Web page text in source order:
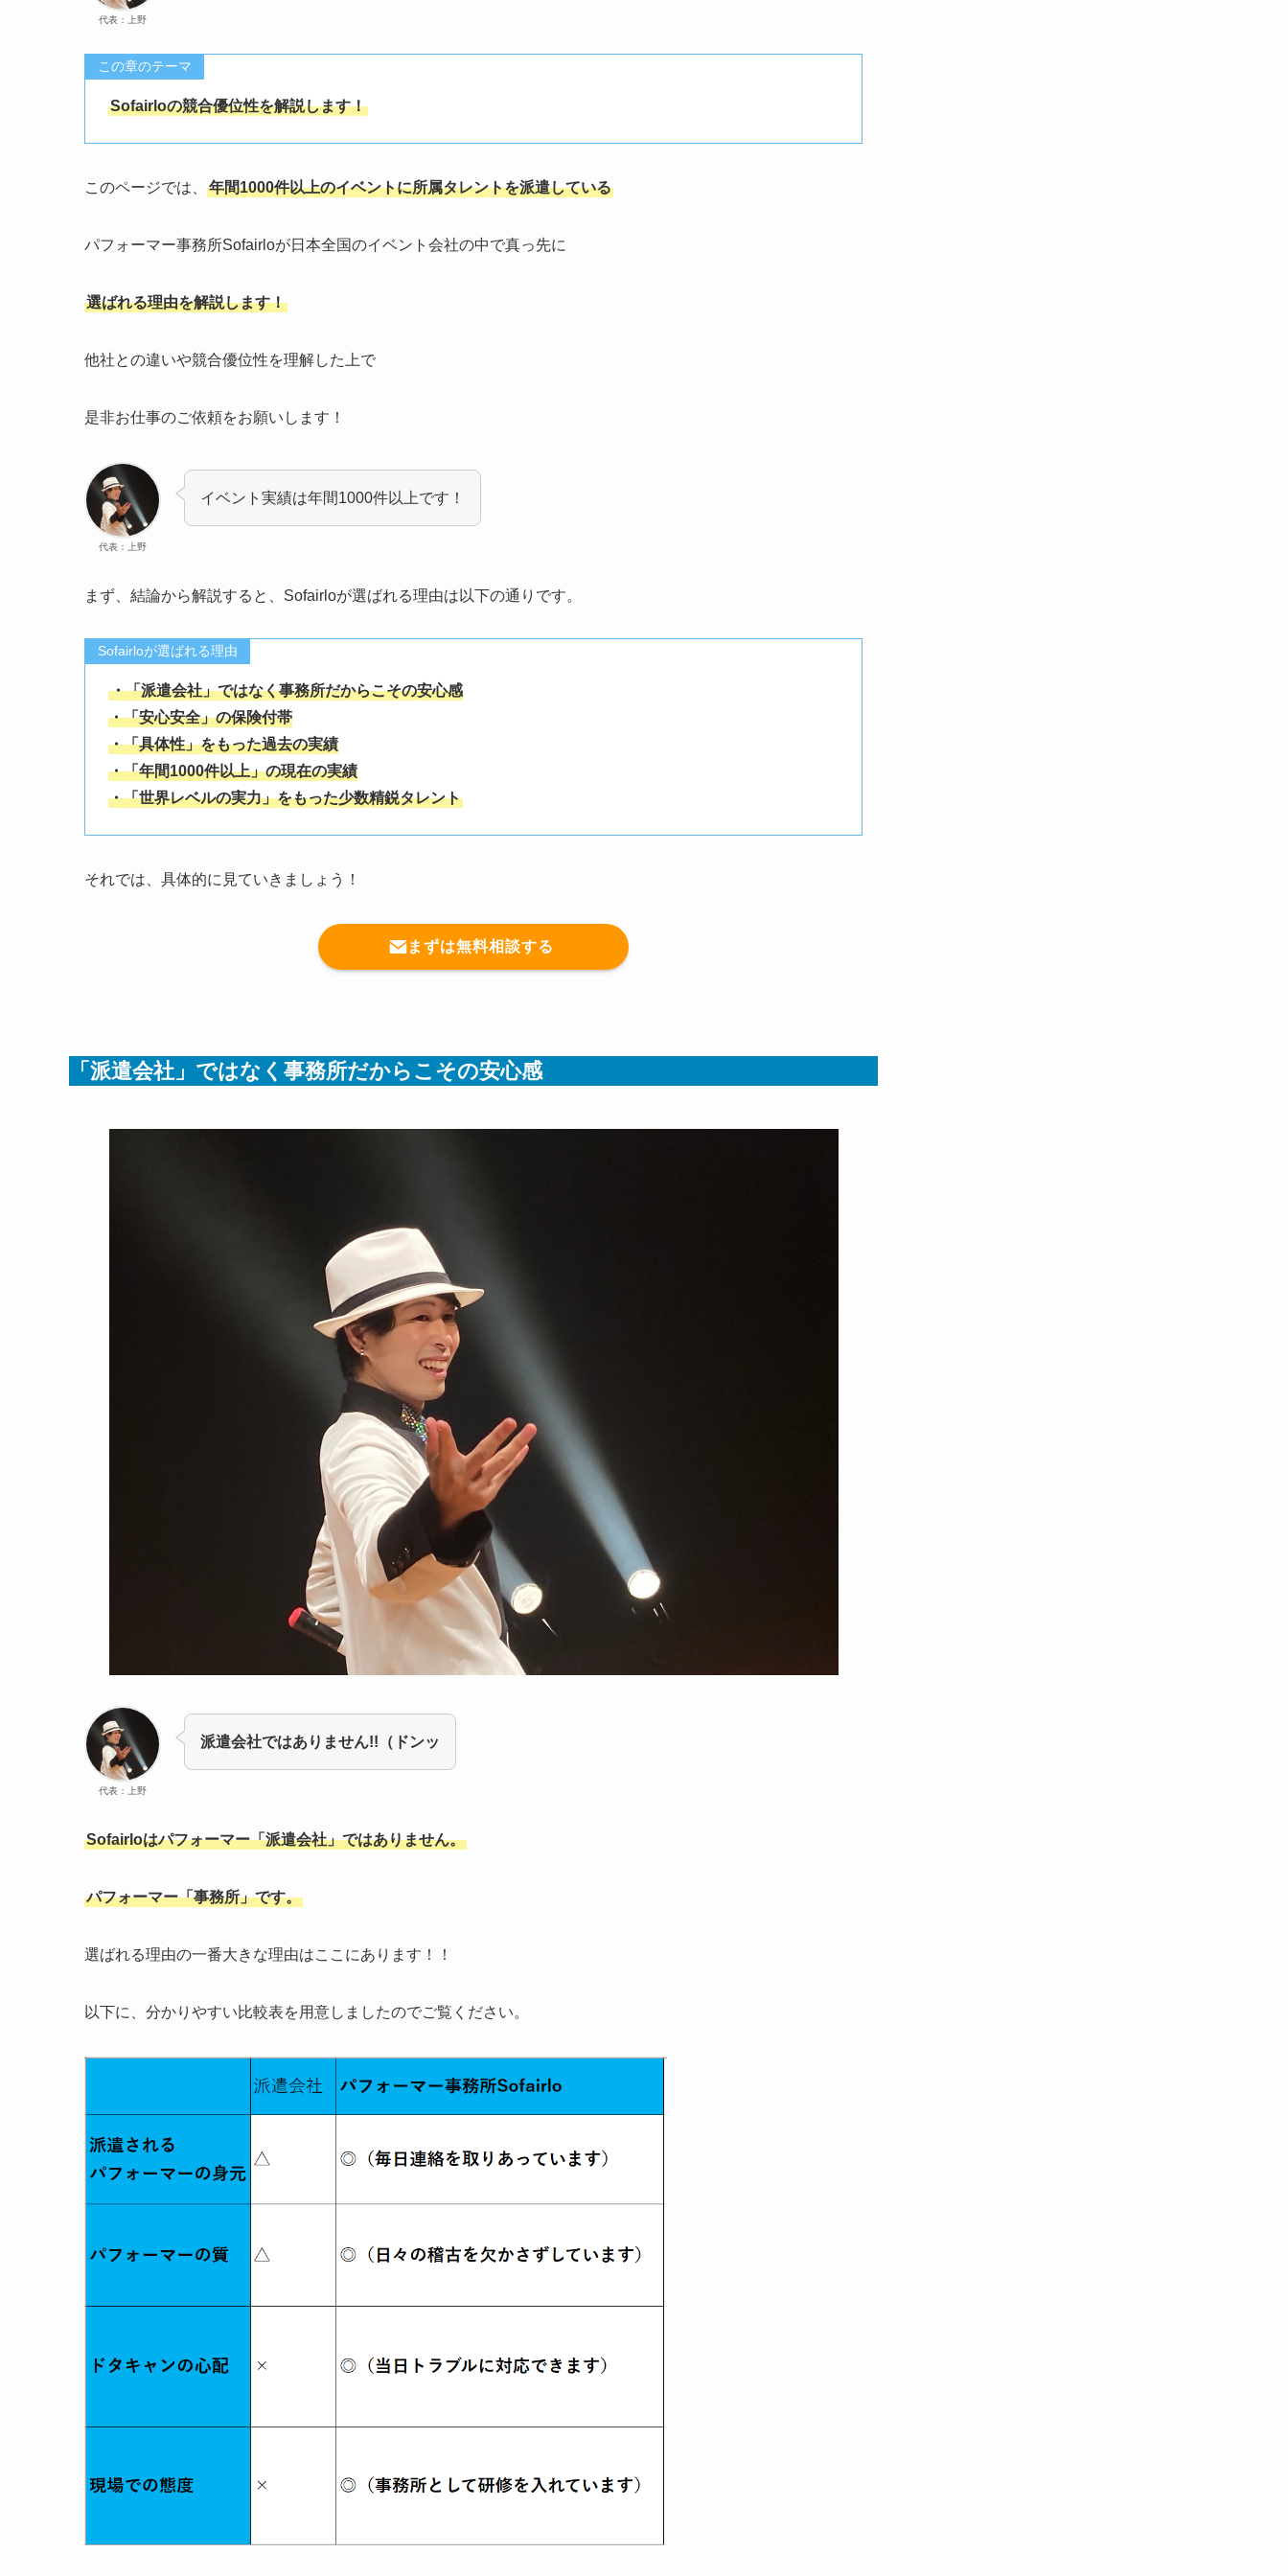
代表：上野
この章のテーマ
Sofairloの競合優位性を解説します！
このページでは、 年間1000件以上のイベントに所属タレントを派遣している
パフォーマー事務所Sofairloが日本全国のイベント会社の中で真っ先に
選ばれる理由を解説します！
他社との違いや競合優位性を理解した上で
是非お仕事のご依頼をお願いします！
代表：上野
イベント実績は年間1000件以上です！
まず、結論から解説すると、Sofairloが選ばれる理由は以下の通りです。
Sofairloが選ばれる理由
・「派遣会社」ではなく事務所だからこその安心感
・「安心安全」の保険付帯
・「具体性」をもった過去の実績
・「年間1000件以上」の現在の実績
・「世界レベルの実力」をもった少数精鋭タレント
それでは、具体的に見ていきましょう！
まずは無料相談する
「派遣会社」ではなく事務所だからこその安心感
代表：上野
派遣会社ではありません!!（ドンッ
Sofairloはパフォーマー「派遣会社」ではありません。
パフォーマー「事務所」です。
選ばれる理由の一番大きな理由はここにあります！！
以下に、分かりやすい比較表を用意しましたのでご覧ください。